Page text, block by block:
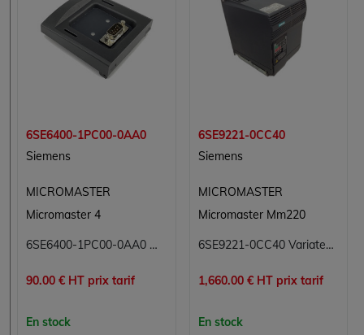
6SE6400-1PC00-0AA0
Siemens
MICROMASTER
Micromaster 4
6SE6400-1PC00-0AA0 Micromaster Siemens
90.00 € HT prix tarif
En stock
6SE9221-0CC40
Siemens
MICROMASTER
Micromaster Mm220
6SE9221-0CC40 Variateur de vitesse Micromaster Siemens
1,660.00 € HT prix tarif
En stock